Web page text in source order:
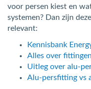
voor persen kiest en
systemen? Dan zijn
relevant:
Kennisbank
Alles over fittingen
Uitleg over alu-
Alu-persfitting vs